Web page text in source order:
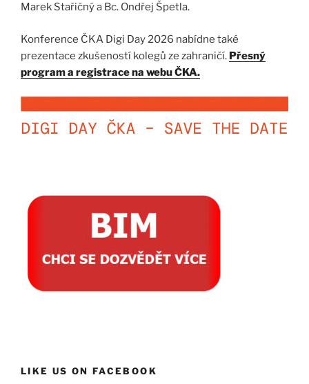
Marek Stařičný a Bc. Ondřej Špetla.
Konference ČKA Digi Day 2026 nabídne také
prezentace zkušeností kolegů ze zahraničí. Přesný
program a registrace na webu ČKA.
LIKE US ON FACEBOOK